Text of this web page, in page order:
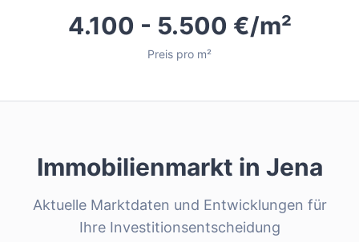
4.100 - 5.500 €/m²
Preis pro m²
Immobilienmarkt in Jena
Aktuelle Marktdaten und Entwicklungen für
Ihre Investitionsentscheidung